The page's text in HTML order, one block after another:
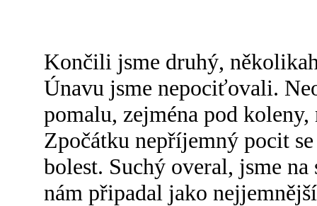
Končili jsme druhý,
Únavu jsme nepociťovali.
pomalu, zejména pod
Zpočátku nepříjemný pocit
bolest. Suchý overal, jsme
nám připadal jako